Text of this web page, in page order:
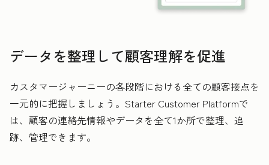
データを整理して顧客理解を促進
カスタマージャーニーの各段階における全ての顧客接点を
一元的に把握しましょう。Starter Customer Platformで
は、顧客の連絡先情報やデータを全て1か所で整理、追
跡、管理できます。